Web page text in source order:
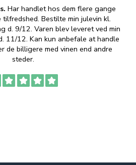
Har handlet hos dem flere gange
Bestilte min julevin kl.
d. 9/12. Varen blev leveret ved min
11/12. Kan kun anbefale at handle
de billigere med vinen end andre
steder.